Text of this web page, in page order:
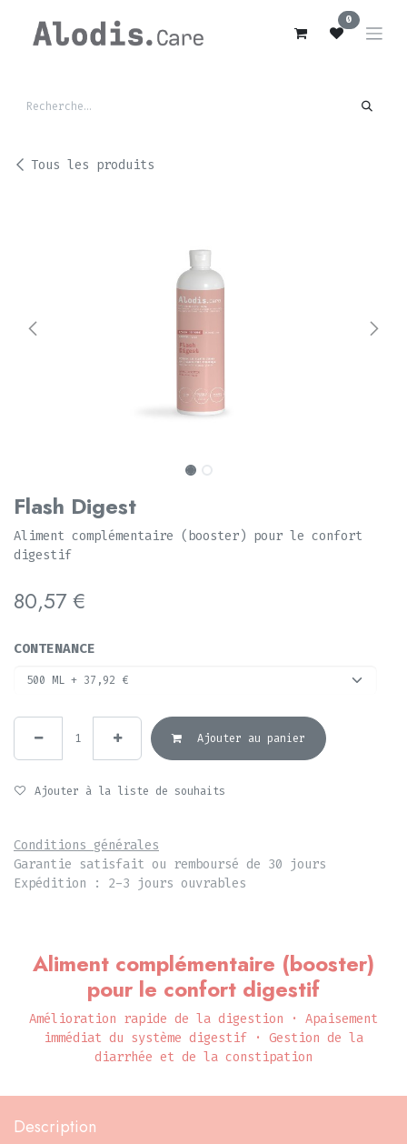
0
Tous les produits
Flash Digest
Aliment complémentaire (booster) pour le confort
digestif
80,57€
CONTENANCE
Ajouter au panier
Ajouter à la liste de souhaits
Conditions générales
Garantie satisfait ou remboursé de 30 jours
Expédition : 2-3 jours ouvrables
Aliment complémentaire (booster)
pour le confort digestif
Amélioration rapide de la digestion · Apaisement
immédiat du système digestif · Gestion de la
diarrhée et de la constipation
Description